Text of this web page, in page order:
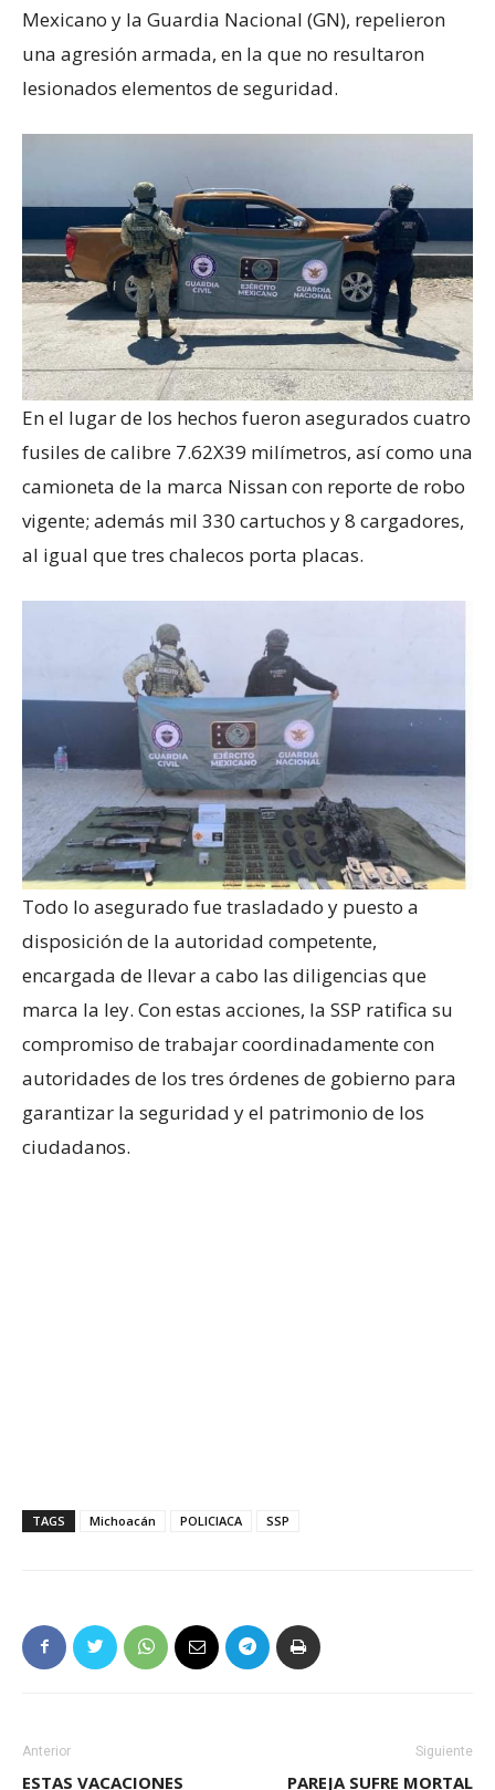
Mexicano y la Guardia Nacional (GN), repelieron
una agresión armada, en la que no resultaron
lesionados elementos de seguridad.
En el lugar de los hechos fueron asegurados cuatro
fusiles de calibre 7.62X39 milímetros, así como una
camioneta de la marca Nissan con reporte de robo
vigente; además mil 330 cartuchos y 8 cargadores,
al igual que tres chalecos porta placas.
Todo lo asegurado fue trasladado y puesto a
disposición de la autoridad competente,
encargada de llevar a cabo las diligencias que
marca la ley. Con estas acciones, la SSP ratifica su
compromiso de trabajar coordinadamente con
autoridades de los tres órdenes de gobierno para
garantizar la seguridad y el patrimonio de los
ciudadanos.
TAGS Michoacán POLICIACA SSP
Anterior
ESTAS VACACIONES
Siguiente
PAREJA SUFRE MORTAL